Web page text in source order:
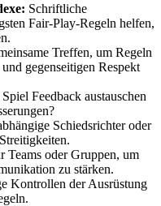
Schriftliche
Fair-Play-Regeln helfen,
Treffen, um Regeln
gegenseitigen Respekt
Feedback austauschen
Schiedsrichter oder
Teams oder Gruppen, um
zu stärken.
Kontrollen der Ausrüstung